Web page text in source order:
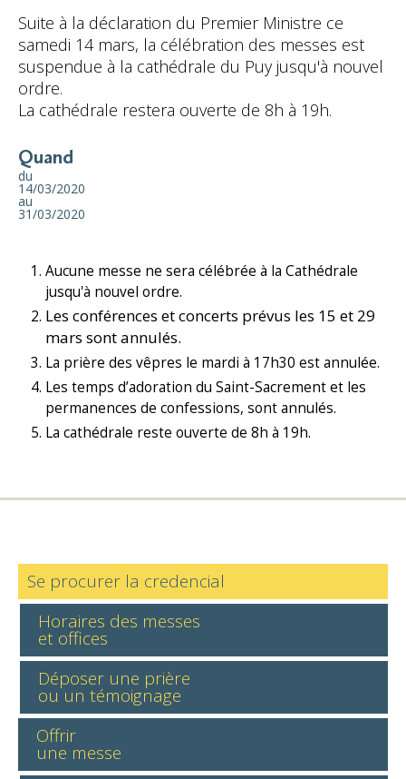
Suite à la déclaration du Premier Ministre ce
samedi 14 mars, la célébration des messes est
suspendue à la cathédrale du Puy jusqu'à nouvel
ordre.
La cathédrale restera ouverte de 8h à 19h.
Quand
du
14/03/2020
au
31/03/2020
Aucune messe ne sera célébrée à la Cathédrale
jusqu'à nouvel ordre.
Les conférences et concerts prévus les 15 et 29
mars sont annulés.
La prière des vêpres le mardi à 17h30 est annulée.
Les temps d’adoration du Saint-Sacrement et les
permanences de confessions, sont annulés.
La cathédrale reste ouverte de 8h à 19h.
Se procurer la credencial
Horaires des messes
et offices
Déposer une prière
ou un témoignage
Offrir
une messe